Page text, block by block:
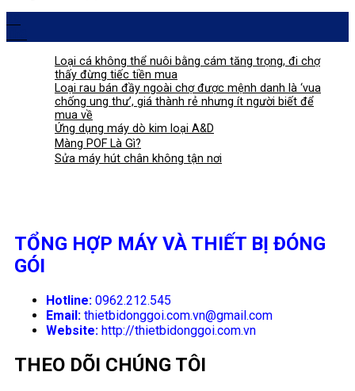
Loại cá không thể nuôi bằng cám tăng trọng, đi chợ
thấy đừng tiếc tiền mua
Loại rau bán đầy ngoài chợ được mệnh danh là ‘vua
chống ung thư’, giá thành rẻ nhưng ít người biết để
mua về
Ứng dụng máy dò kim loại A&D
Màng POF Là Gì?
Sửa máy hút chân không tận nơi
TỔNG HỢP MÁY VÀ THIẾT BỊ ĐÓNG
GÓI
Hotline: 0962.212.545
Email: thietbidonggoi.com.vn@gmail.com
Website: http://thietbidonggoi.com.vn
THEO DÕI CHÚNG TÔI